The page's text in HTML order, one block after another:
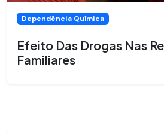
Dependência Química
Efeito Das Drogas Nas
Familiares